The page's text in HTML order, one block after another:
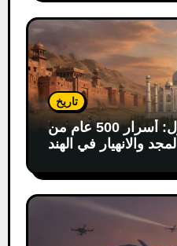
تاريخ
إمبراطورية المغول: أسرار 500 عام من
المجد والانهيار في الهند